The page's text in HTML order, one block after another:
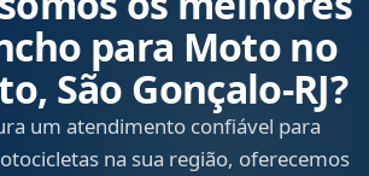
para Moto no
São Gonçalo‑RJ?
um atendimento confiável para
na sua região, oferecemos